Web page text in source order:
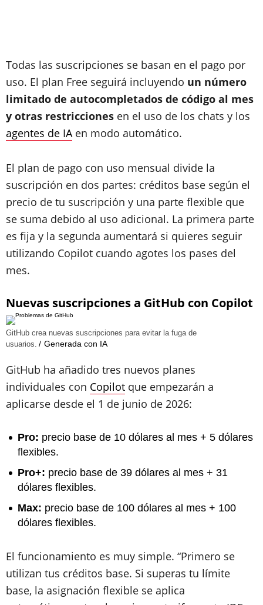
Todas las suscripciones se basan en el pago por
uso. El plan Free seguirá incluyendo un número
limitado de autocompletados de código al mes
y otras restricciones en el uso de los chats y los
agentes de IAen modo automático.
El plan de pago con uso mensual divide la
suscripción en dos partes: créditos base según el
precio de tu suscripción y una parte flexible que
se suma debido al uso adicional. La primera parte
es fija y la segunda aumentará si quieres seguir
utilizando Copilot cuando agotes los pases del
mes.
Nuevas suscripciones a GitHub con Copilot
GitHub crea nuevas suscripciones para evitar la fuga de
usuarios.
Generada con IA
GitHub ha añadido tres nuevos planes
individuales con Copilot que empezarán a
aplicarse desde el 1 de junio de 2026:
Pro: precio base de 10 dólares al mes + 5 dólares
flexibles.
Pro+: precio base de 39 dólares al mes + 31
dólares flexibles.
Max: precio base de 100 dólares al mes + 100
dólares flexibles.
El funcionamiento es muy simple. “Primero se
utilizan tus créditos base. Si superas tu límite
base, la asignación flexible se aplica